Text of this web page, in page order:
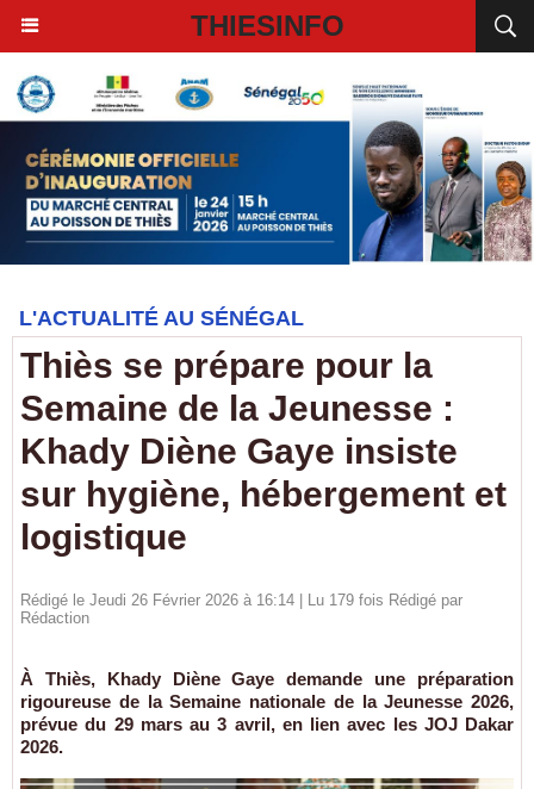
THIESINFO
L'ACTUALITÉ AU SÉNÉGAL
Thiès se prépare pour la
Semaine de la Jeunesse :
Khady Diène Gaye insiste
sur hygiène, hébergement et
logistique
Rédigé le Jeudi 26 Février 2026 à 16:14 | Lu 179 fois Rédigé par
Rédaction
À Thiès, Khady Diène Gaye demande une préparation
rigoureuse de la Semaine nationale de la Jeunesse 2026,
prévue du 29 mars au 3 avril, en lien avec les JOJ Dakar
2026.